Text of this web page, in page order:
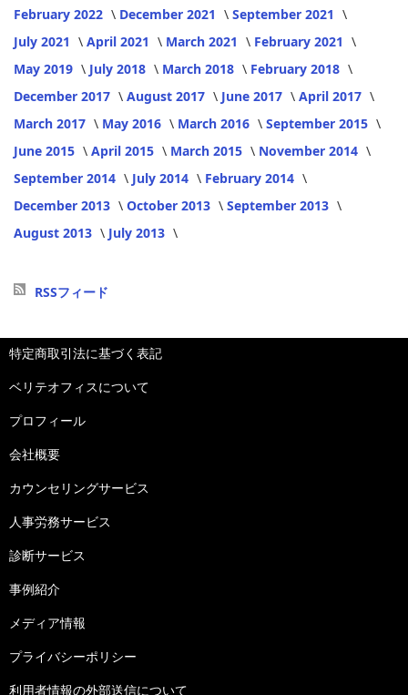
February 2022
December 2021
September 2021
July 2021
April 2021 March 2021
February 2021
May 2019
July 2018 March 2018
February 2018
December 2017
August 2017 June 2017
April 2017
March 2017
May 2016 March 2016
September 2015
June 2015
April 2015 March 2015
November 2014
September 2014
July 2014
February 2014
December 2013
October 2013
September 2013
August 2013
July 2013
RSSフィード
特定商取引法に基づく表記
ベリテオフィスについて
プロフィール
会社概要
カウンセリングサービス
人事労務サービス
診断サービス
事例紹介
メディア情報
プライバシーポリシー
利用者情報の外部送信について